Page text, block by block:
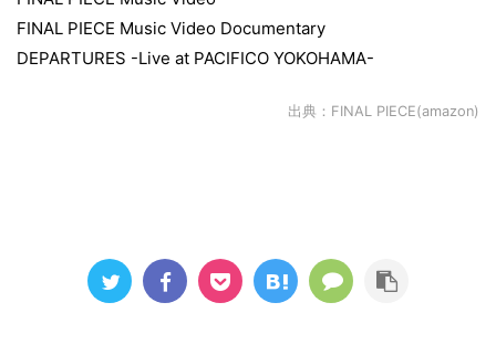
FINAL PIECE Music Video Documentary
DEPARTURES -Live at PACIFICO YOKOHAMA-
出典： FINAL PIECE(amazon)